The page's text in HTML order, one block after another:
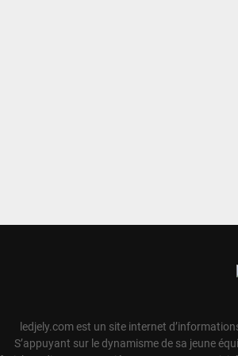
ledjely.com est un site internet
S’appuyant sur le dynamisme de sa jeune